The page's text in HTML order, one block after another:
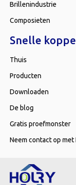
Brillenindustrie
Composieten
Snelle
Thuis
Producten
Downloaden
De blog
Gratis proefmonster
Neem contact op met